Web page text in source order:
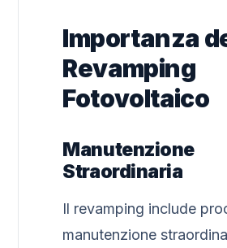
Importanza
Revamping
Fotovoltaico
Manutenzione
Straordinaria
Il revamping include
manutenzione